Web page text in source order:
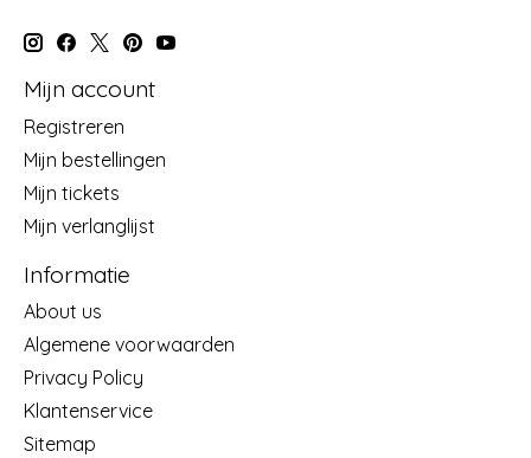
Mijn account
Registreren
Mijn bestellingen
Mijn tickets
Mijn verlanglijst
Informatie
About us
Algemene voorwaarden
Privacy Policy
Klantenservice
Sitemap